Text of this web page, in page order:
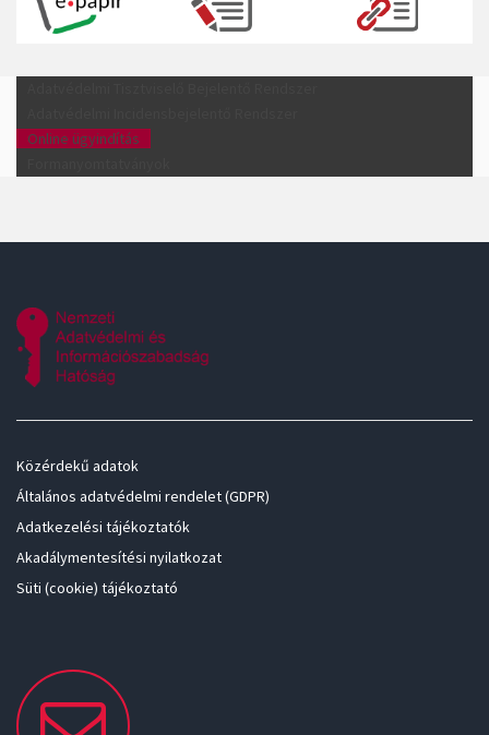
Online ügyindítás
Közérdekű adatok
Általános adatvédelmi rendelet (GDPR)
Adatkezelési tájékoztatók
Akadálymentesítési nyilatkozat
Süti (cookie) tájékoztató